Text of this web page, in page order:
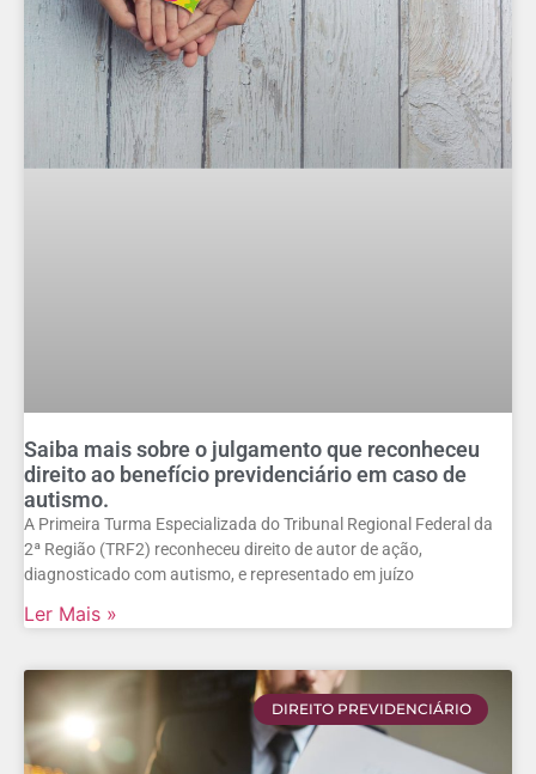
Saiba mais sobre o julgamento que reconheceu
direito ao benefício previdenciário em caso de
autismo.
A Primeira Turma Especializada do Tribunal Regional Federal da
2ª Região (TRF2) reconheceu direito de autor de ação,
diagnosticado com autismo, e representado em juízo
Ler Mais »
DIREITO PREVIDENCIÁRIO